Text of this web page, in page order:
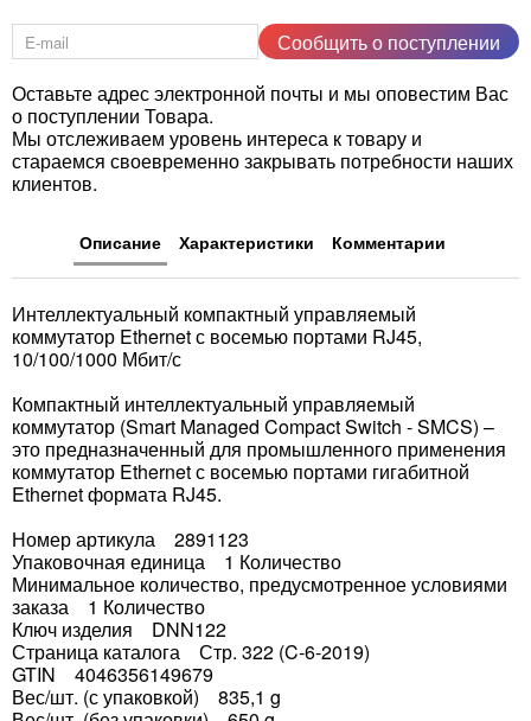
Сообщить о поступлении
Оставьте адрес электронной почты и мы оповестим Вас
о поступлении Товара.
Мы отслеживаем уровень интереса к товару и
стараемся своевременно закрывать потребности наших
клиентов.
Описание Характеристики Комментарии
Интеллектуальный компактный управляемый
коммутатор Ethernet с восемью портами RJ45,
10/100/1000 Мбит/с
Компактный интеллектуальный управляемый
коммутатор (Smart Managed Compact Switch - SMCS) –
это предназначенный для промышленного применения
коммутатор Ethernet с восемью портами гигабитной
Ethernet формата RJ45.
Номер артикула 2891123
Упаковочная единица 1 Количество
Минимальное количество, предусмотренное условиями
заказа 1 Количество
Ключ изделия DNN122
Страница каталога Стр. 322 (C-6-2019)
GTIN 4046356149679
Вес/шт. (с упаковкой) 835,1 g